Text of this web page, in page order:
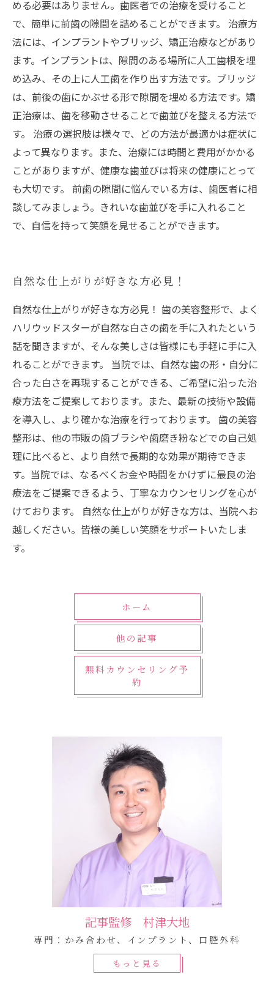
める必要はありません。歯医者での治療を受けること
で、簡単に前歯の隙間を詰めることができます。 治療方
法には、インプラントやブリッジ、矯正治療などがあり
ます。インプラントは、隙間のある場所に人工歯根を埋
め込み、その上に人工歯を作り出す方法です。ブリッジ
は、前後の歯にかぶせる形で隙間を埋める方法です。矯
正治療は、歯を移動させることで歯並びを整える方法で
す。 治療の選択肢は様々で、どの方法が最適かは症状に
よって異なります。また、治療には時間と費用がかかる
ことがありますが、健康な歯並びは将来の健康にとって
も大切です。 前歯の隙間に悩んでいる方は、歯医者に相
談してみましょう。きれいな歯並びを手に入れること
で、自信を持って笑顔を見せることができます。
自然な仕上がりが好きな方必見！
自然な仕上がりが好きな方必見！ 歯の美容整形で、よく
ハリウッドスターが自然な白さの歯を手に入れたという
話を聞きますが、そんな美しさは皆様にも手軽に手に入
れることができます。 当院では、自然な歯の形・自分に
合った白さを再現することができる、ご希望に沿った治
療方法をご提案しております。また、最新の技術や設備
を導入し、より確かな治療を行っております。 歯の美容
整形は、他の市販の歯ブラシや歯磨き粉などでの自己処
理に比べると、より自然で長期的な効果が期待できま
す。当院では、なるべくお金や時間をかけずに最良の治
療法をご提案できるよう、丁寧なカウンセリングを心が
けております。 自然な仕上がりが好きな方は、当院へお
越しください。皆様の美しい笑顔をサポートいたしま
す。
ホーム
他の記事
無料カウンセリング予
約
記事監修 村津大地
専門：かみ合わせ、インプラント、口腔外科
もっと見る